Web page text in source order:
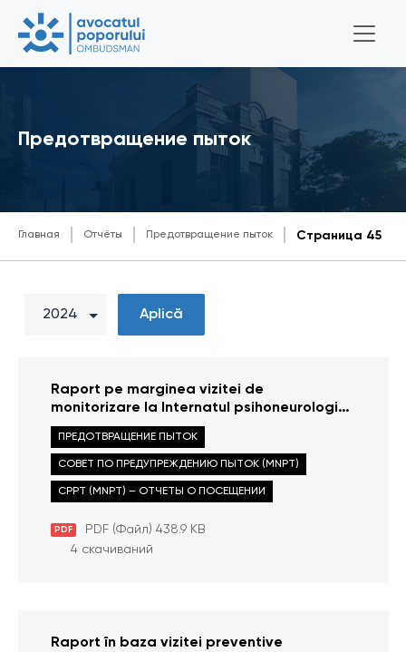
Предотвращение пыток
Главная Отчёты Предотвращение пыток Страница 45
Aplică
Raport pe marginea vizitei de
monitorizare la Internatul psihoneurologic
din satul Bădiceni din 24 ianuarie 2013
PDF PDF (Файл) 438.9 KB
ПРЕДОТВРАЩЕНИЕ ПЫТОК
СОВЕТ ПО ПРЕДУПРЕЖДЕНИЮ ПЫТОК (MNPT)
CPPT (MNPT) – ОТЧЕТЫ О ПОСЕЩЕНИИ
4 скачиваний
Raport în baza vizitei preventive